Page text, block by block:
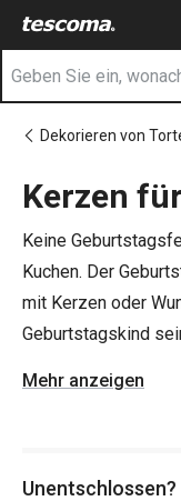
Sie befinden sich auf
Dekorieren von
Kerzen
Keine
Kuchen. Der
mit Kerzen oder
Geburtstagskind
Tipp: Backen Sie
Servierbrett, in dem
Mehr anzeigen